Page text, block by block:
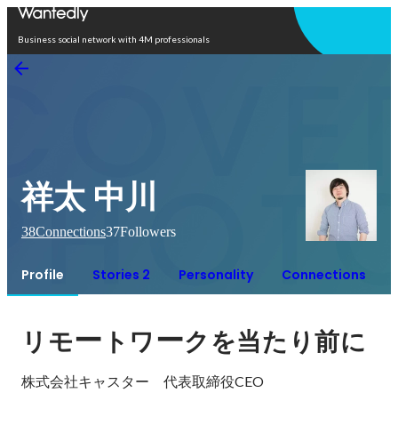
Business social network with 4M professionals
祥太 中川
38Connections37Followers
Profile Stories 2 Personality Connections
リモー トワークを当たり前に
株式会社キャスター　代表取締役CEO